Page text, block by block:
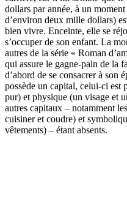
dollars par année, à un
d’environ deux mille dollars)
bien vivre. Enceinte, elle se
s’occuper de son enfant. La
autres de la série « Roman
qui assure le gagne-pain de la
d’abord de se consacrer à son
possède un capital, celui-ci est
pur) et physique (un visage et
autres capitaux – notamment
cuisiner et coudre) et
vêtements) – étant absents.